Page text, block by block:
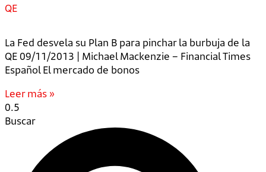
QE
La Fed desvela su Plan B para pinchar la burbuja de la
QE 09/11/2013 | Michael Mackenzie – Financial Times
Español El mercado de bonos
Leer más »
Buscar